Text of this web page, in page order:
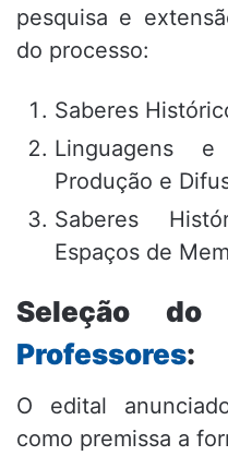
pesquisa e
do processo:
Saberes
Linguagens
Produção e
Saberes
Espaços de
Seleção do
Professores:
O edital
como premissa a